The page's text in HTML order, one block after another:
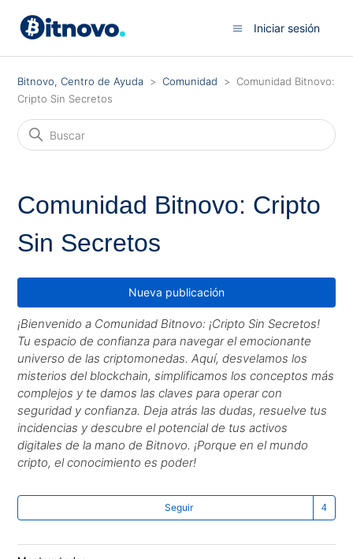
Iniciar sesión
Bitnovo, Centro de Ayuda Comunidad
Comunidad Bitnovo:
Cripto Sin Secretos
Comunidad Bitnovo: Cripto
Sin Secretos
Nueva publicación
¡Bienvenido a Comunidad Bitnovo: ¡Cripto Sin Secretos!
Tu espacio de confianza para navegar el emocionante
universo de las criptomonedas. Aquí, desvelamos los
misterios del blockchain, simplificamos los conceptos más
complejos y te damos las claves para operar con
seguridad y confianza. Deja atrás las dudas, resuelve tus
incidencias y descubre el potencial de tus activos
digitales de la mano de Bitnovo. ¡Porque en el mundo
cripto, el conocimiento es poder!
Seguir Lo